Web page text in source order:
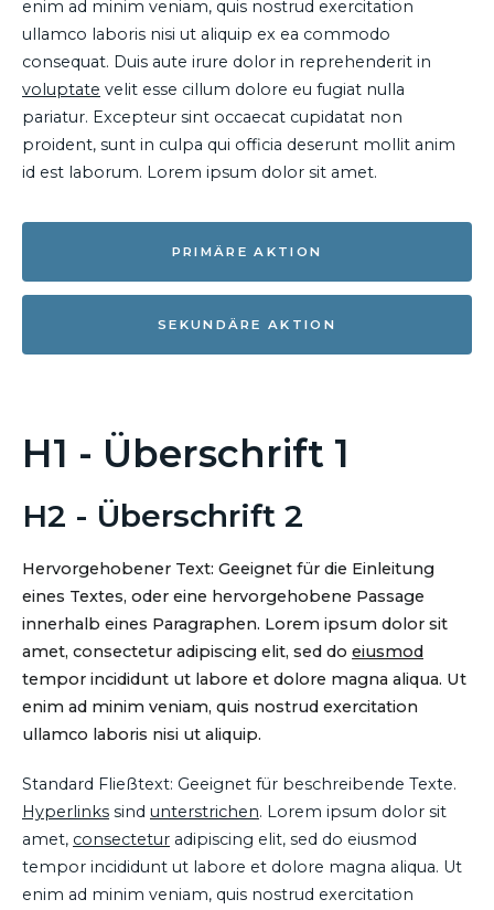
enim ad minim veniam, quis nostrud exercitation
ullamco laboris nisi ut aliquip ex ea commodo
consequat. Duis aute irure dolor in reprehenderit in
voluptate velit esse cillum dolore eu fugiat nulla
pariatur. Excepteur sint occaecat cupidatat non
proident, sunt in culpa qui officia deserunt mollit anim
id est laborum. Lorem ipsum dolor sit amet.
PRIMÄRE AKTION
SEKUNDÄRE AKTION
H1 - Überschrift 1
H2 - Überschrift 2
Hervorgehobener Text: Geeignet für die Einleitung
eines Textes, oder eine hervorgehobene Passage
innerhalb eines Paragraphen. Lorem ipsum dolor sit
amet, consectetur adipiscing elit, sed do eiusmod
tempor incididunt ut labore et dolore magna aliqua. Ut
enim ad minim veniam, quis nostrud exercitation
ullamco laboris nisi ut aliquip.
Standard Fließtext: Geeignet für beschreibende Texte.
Hyperlinks sind unterstrichen. Lorem ipsum dolor sit
amet, consectetur adipiscing elit, sed do eiusmod
tempor incididunt ut labore et dolore magna aliqua. Ut
enim ad minim veniam, quis nostrud exercitation